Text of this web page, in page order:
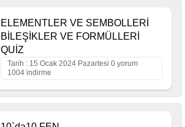
ELEMENTLER VE SEMBOLLERİ
BİLEŞİKLER VE FORMÜLLERİ
QUİZ
Tarih : 15 Ocak 2024 Pazartesi 0 yorum
1004 indirme